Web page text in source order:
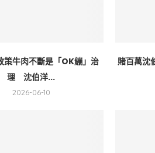
策牛肉不斷是「OK繃」治
理 沈伯洋...
2026-06-10
賭百萬沈